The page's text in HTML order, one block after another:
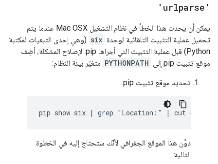
'urlparse'
يمكن أن يحدث هذا الخطأ في نظام التشغيل Mac OSX عندما يتم
تحميل عملية التثبيت التلقائية لوحدة six (وهي إحدى التبعيات لمكتبة
Python) قبل عملية التثبيت التي أجراها pip. لإصلاح المشكلة، أضِف
موقع تثبيت pip إلى
PYTHONPATH متغيّر بيئة النظام:
تحديد موقع تثبيت pip:
دوِّن هذا الموقع الجغرافي لأنّك ستحتاج إليه في الخطوة
التالية.